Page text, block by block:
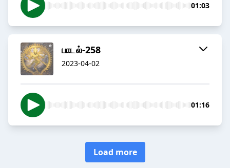
01:03
பாடல்-258
2023-04-02
01:16
Load more